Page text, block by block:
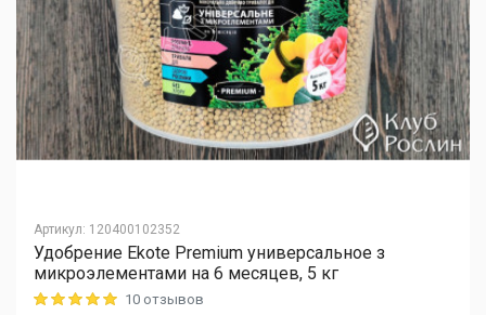
Артикул: 120400102352
Удобрение Ekote Premium универсальное з
микроэлементами на 6 месяцев, 5 кг
Rating: 5 out of 510 отзывов